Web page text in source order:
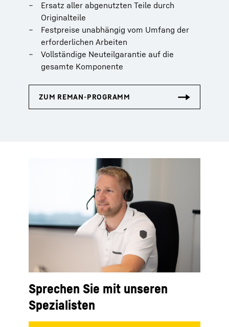
Ersatz aller abgenutzten Teile durch
Originalteile
Festpreise unabhängig vom Umfang der
erforderlichen Arbeiten
Vollständige Neuteilgarantie auf die
gesamte Komponente
Sprechen Sie mit unseren
Spezialisten